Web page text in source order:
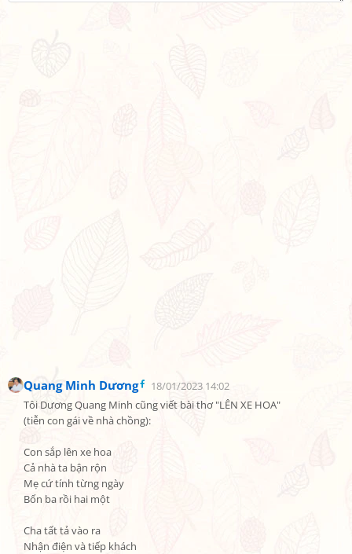
Quang Minh Dương
18/01/2023 14:02
Tôi Dương Quang Minh cũng viết bài thơ "LÊN XE HOA"
(tiễn con gái về nhà chồng):
Con sắp lên xe hoa
Cả nhà ta bận rộn
Mẹ cứ tính từng ngày
Bốn ba rồi hai một
Cha tất tả vào ra
Nhận điện và tiếp khách